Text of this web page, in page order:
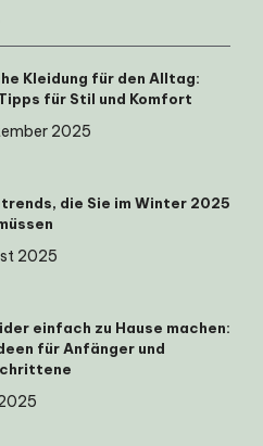
Kleidung für den Alltag:
für Stil und Komfort
2025
die Sie im Winter 2025
2025
einfach zu Hause machen:
für Anfänger und